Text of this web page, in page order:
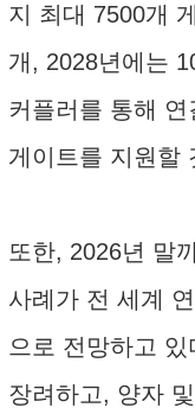
지 최대 7500개
개, 2028년에는
커플러를 통해
게이트를 지원할
또한, 2026년 말
사례가 전 세계
으로 전망하고
장려하고, 양자